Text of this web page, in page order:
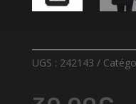
UGS : 242143